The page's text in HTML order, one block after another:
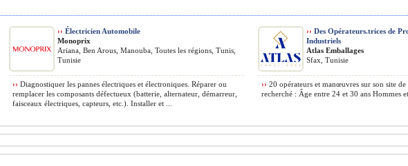
›› Électricien Automobile
Monoprix
Ariana, Ben Arous, Manouba, Toutes les régions, Tunis,
Tunisie
›› Diagnostiquer les pannes électriques et électroniques. Réparer ou
remplacer les composants défectueux (batterie, alternateur, démarreur,
faisceaux électriques, capteurs, etc.). Installer et ...
›› Des Opérateurs.trices de
Industriels
Atlas Emballages
Sfax, Tunisie
›› 20 opérateurs et manœuvres sur son site
recherché : Âge entre 24 et 30 ans Hommes et